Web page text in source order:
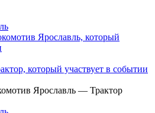
Ярославль — Трактор